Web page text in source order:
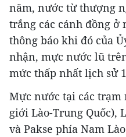
năm, nước từ thượng
trắng các cánh đồng ở
thông báo khi đó của
nhận, mực nước lũ
mức thấp nhất lịch sử
Mực nước tại các trạm
giới Lào-Trung Quốc),
và Pakse phía Nam